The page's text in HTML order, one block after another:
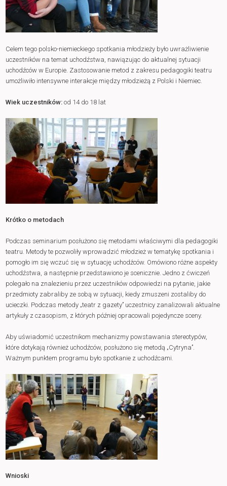
Celem tego polsko-niemieckiego spotkania młodzieży było uwrażliwienie
uczestników na temat uchodźstwa, nawiązując do aktualnej sytuacji
uchodźców w Europie. Zastosowanie metod z zakresu pedagogiki teatru
umożliwiło intensywne interakcje między młodzieżą z Polski i Niemiec.
Wiek uczestników: od 14 do 18 lat
Krótko o metodach
Podczas seminarium posłużono się metodami właściwymi dla pedagogiki
teatru. Metody te pozwoliły wprowadzić młodzież w tematykę spotkania i
pomogło im się wczuć się w sytuację uchodźców. Omówiono różne aspekty
uchodźstwa, a następnie przedstawiono je scenicznie. Jedno z ćwiczeń
polegało na znalezieniu przez uczestników odpowiedzi na pytanie, jakie
przedmioty zabraliby ze sobą w sytuacji, kiedy zmuszeni zostaliby do
ucieczki. Podczas metody „teatr z gazety’’ uczestnicy zanalizowali aktualne
artykuły z czasopism, z których później opracowali pojedyncze sceny.
Aby uświadomić uczestnikom mechanizmy powstawania stereotypów,
które dotykają również uchodźców, posłużono się metodą „Cytryna’’.
Ważnym punktem programu było spotkanie z uchodźcami.
Wnioski